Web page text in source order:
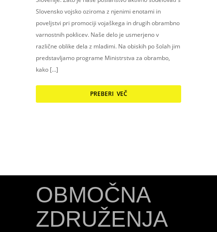
Slovensko vojsko oziroma z njenimi enotami in
poveljstvi pri promociji vojaškega in drugih obrambno
varnostnih poklicev. Naše delo je usmerjeno v
različne oblike dela z mladimi. Na obiskih po šolah jim
predstavljamo programe Ministrstva za obrambo,
kako […]
PREBERI VEČ
OBMOČNA
ZDRUŽENJA